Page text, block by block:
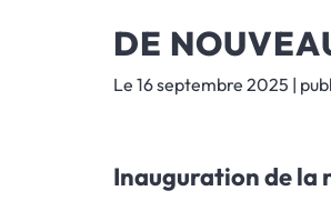
DE
Le 16 septembre 2025 |
Inauguration de la